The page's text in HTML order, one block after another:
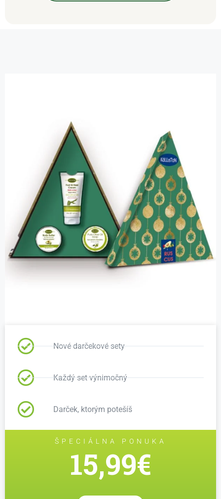
Nové darčekové sety
Každý set výnimočný
Darček, ktorým potešíš
ŠPECIÁLNA PONUKA
15,99€